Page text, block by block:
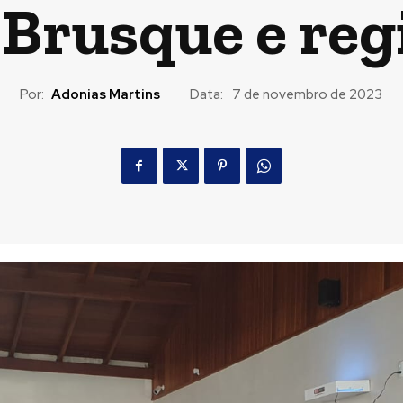
e
Por: Adonias Martins Data: 7 de novembro de 2023